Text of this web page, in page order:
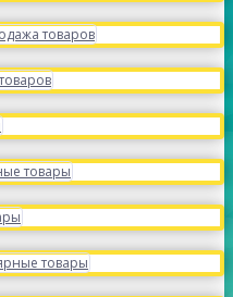
товаров
товары
товары